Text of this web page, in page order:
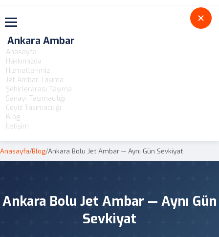
Toggle navigation
Ankara Ambar
Anasayfa
Hakkımızda
Hizmetlerimiz
Jet Ambar Taşıma
Şehirlerarası Taşıma
Sanayi Taşımacılığı
Çeyiz Taşımacılığı
Blog
İletişim
Anasayfa/Blog/Ankara Bolu Jet Ambar — Aynı Gün Sevkiyat
Ankara Bolu Jet Ambar — Aynı Gün
Sevkiyat